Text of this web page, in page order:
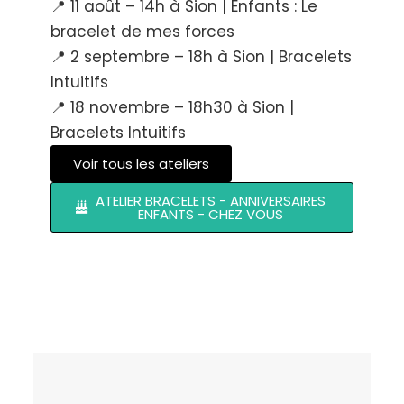
📍 11 août – 14h à Sion | Enfants : Le
bracelet de mes forces
📍 2 septembre – 18h à Sion | Bracelets
Intuitifs
📍 18 novembre – 18h30 à Sion |
Bracelets Intuitifs
Voir tous les ateliers
ATELIER BRACELETS - ANNIVERSAIRES
ENFANTS - CHEZ VOUS